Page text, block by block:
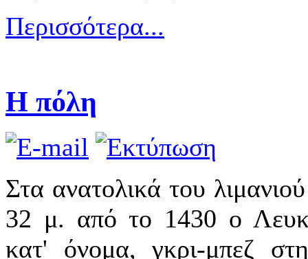
Περισσότερα...
Η πόλη
Στα ανατολικά του
32 μ. από το 1430 ο
κατ' όνομα, γκρι-μπεζ